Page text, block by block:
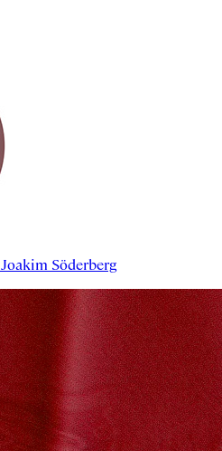
Joakim Söderberg